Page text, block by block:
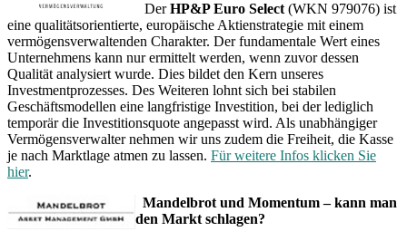
DerHP&P Euro Select (WKN 979076) ist
eine qualitätsorientierte, europäische Aktienstrategie mit einem
vermögensverwaltenden Charakter. Der fundamentale Wert eines
Unternehmens kann nur ermittelt werden, wenn zuvor dessen
Qualität analysiert wurde. Dies bildet den Kern unseres
Investmentprozesses. Des Weiteren lohnt sich bei stabilen
Geschäftsmodellen eine langfristige Investition, bei der lediglich
temporär die Investitionsquote angepasst wird. Als unabhängiger
Vermögensverwalter nehmen wir uns zudem die Freiheit, die Kasse
je nach Marktlage atmen zu lassen. Für weitere Infos klicken Sie
hier.
Mandelbrot und Momentum – kann man
den Markt schlagen?